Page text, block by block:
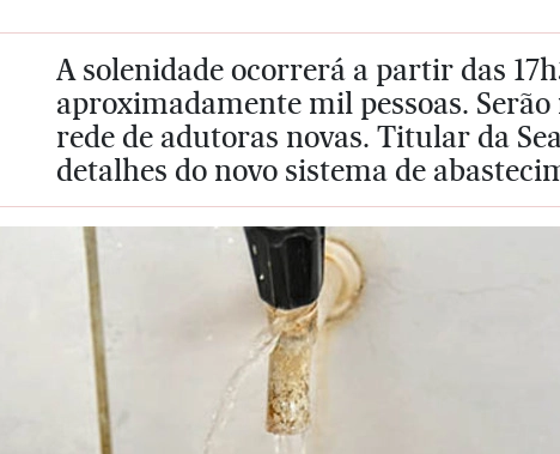
A solenidade ocorrerá a partir das
aproximadamente mil pessoas.
rede de adutoras novas. Titular da
detalhes do novo sistema de